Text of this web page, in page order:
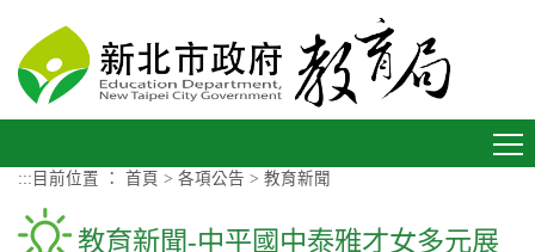
::: 目前位置 ： 首頁 > 各項公告 > 教育新聞
教育新聞-中平國中泰雅才女多元展